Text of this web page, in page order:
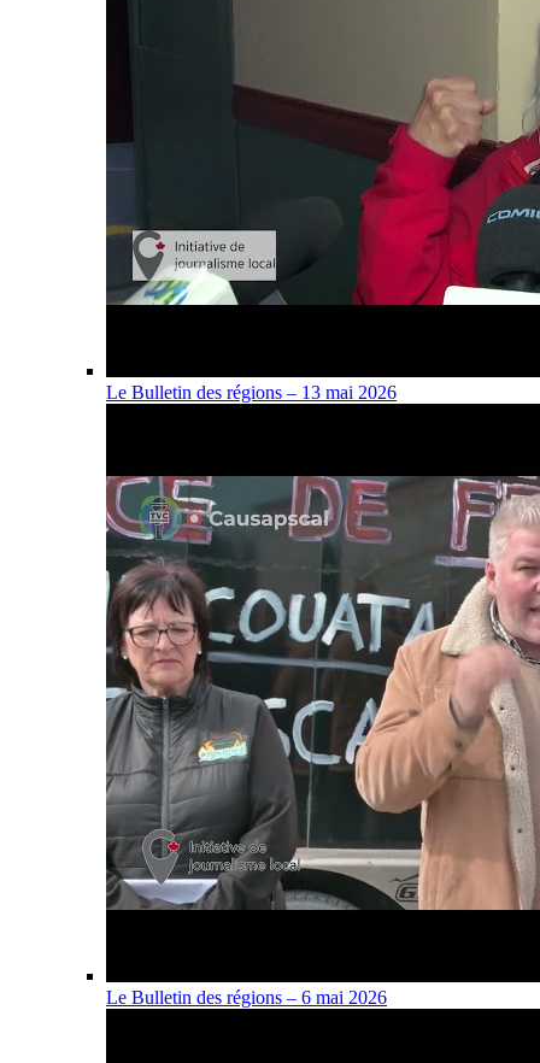
Le Bulletin des régions – 13 mai 2026
Le Bulletin des régions – 6 mai 2026